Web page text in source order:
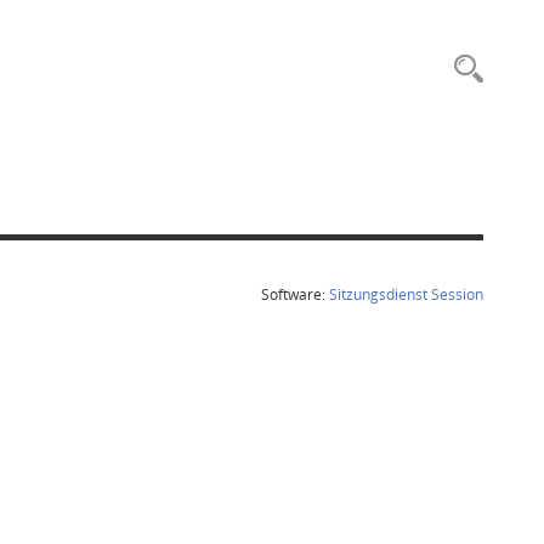
Software:SitzungsdienstSession(Wird in